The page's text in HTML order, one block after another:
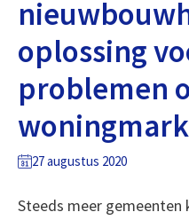
oplossing
problemen
27 augustus 2020
Steeds meer gemeenten